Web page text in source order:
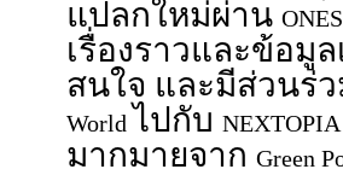
แปลกใหม่ผ่าน
เรื่องราวและข้อมู
สนใจ และมีส่วนร่
World ไปกับ NEXTOPIA
มากมายจาก Green